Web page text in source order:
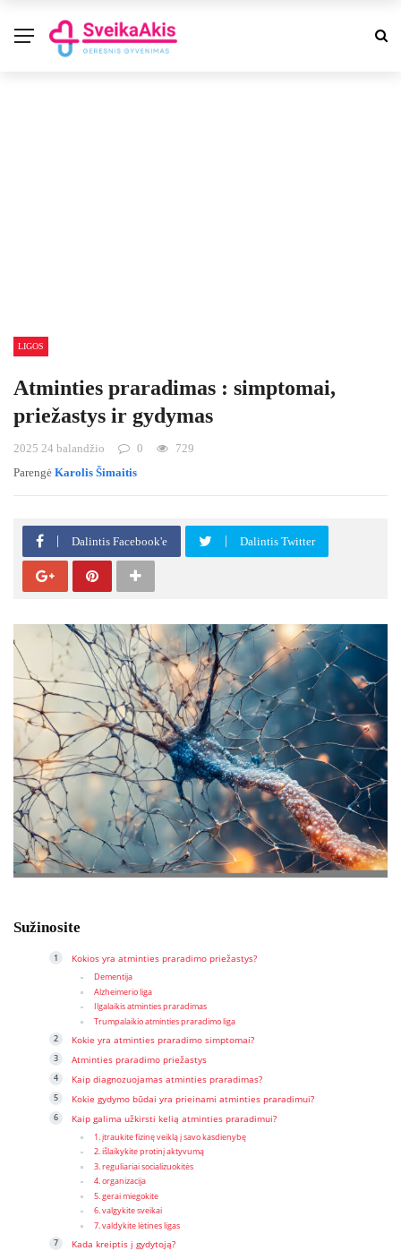
LIGOS
Atminties praradimas : simptomai,
priežastys ir gydymas
2025 24 balandžio 0
729
Parengė Karolis Šimaitis
Dalintis Facebook'e Dalintis Twitter
Sužinosite
Kokios yra atminties praradimo priežastys?
Dementija
Alzheimerio liga
Ilgalaikis atminties praradimas
Trumpalaikio atminties praradimo liga
Kokie yra atminties praradimo simptomai?
Atminties praradimo priežastys
Kaip diagnozuojamas atminties praradimas?
Kokie gydymo būdai yra prieinami atminties praradimui?
Kaip galima užkirsti kelią atminties praradimui?
1. įtraukite fizinę veiklą į savo kasdienybę
2. išlaikykite protinį aktyvumą
3. reguliariai socializuokitės
4. organizacija
5. gerai miegokite
6. valgykite sveikai
7. valdykite lėtines ligas
Kada kreiptis į gydytoją?